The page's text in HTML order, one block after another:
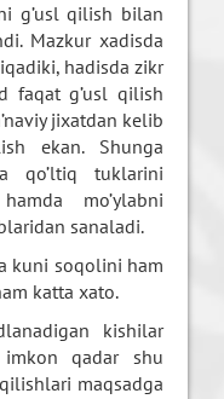
g’usl qilish bilan
Mazkur xadisda
hadisda zikr
faqat g’usl qilish
jixatdan kelib
ekan. Shunga
qo’ltiq tuklarini
mo’ylabni
sanaladi.
kuni soqolini ham
katta xato.
kishilar
qadar shu
maqsadga